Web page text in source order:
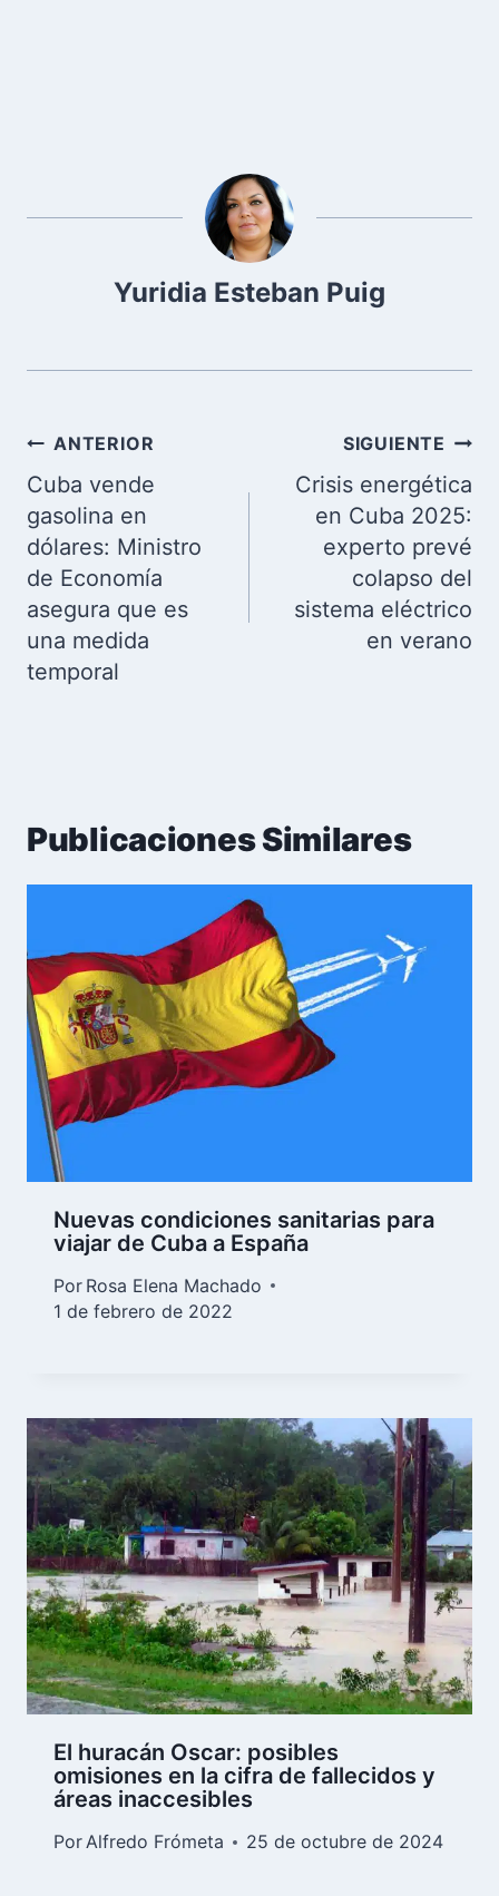
Yuridia Esteban Puig
Navegación
de
entradas
ANTERIOR
Cuba vende
gasolina en
dólares: Ministro
de Economía
asegura que es
una medida
temporal
SIGUIENTE
Crisis energética
en Cuba 2025:
experto prevé
colapso del
sistema eléctrico
en verano
Publicaciones Similares
Nuevas condiciones sanitarias para
viajar de Cuba a España
Por Rosa Elena Machado
1 de febrero de 2022
El huracán Oscar: posibles
omisiones en la cifra de fallecidos y
áreas inaccesibles
PorAlfredo Frómeta 25 de octubre de 2024